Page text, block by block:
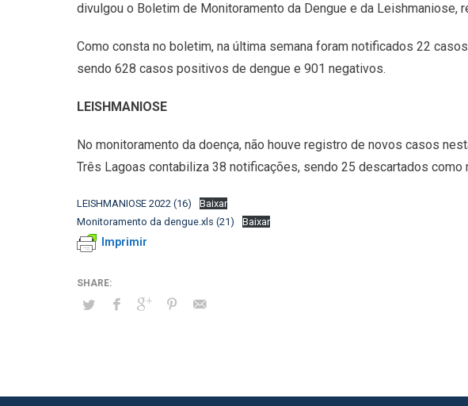
divulgou o Boletim de Monitoramento da Dengue e da Leishmaniose,
Como consta no boletim, na última semana foram notificados 22
sendo 628 casos positivos de dengue e 901 negativos.
LEISHMANIOSE
No monitoramento da doença, não houve registro de novos casos
Três Lagoas contabiliza 38 notificações, sendo 25 descartados
LEISHMANIOSE 2022 (16)
Baixar
Monitoramento da dengue.xls (21)
Baixar
Imprimir